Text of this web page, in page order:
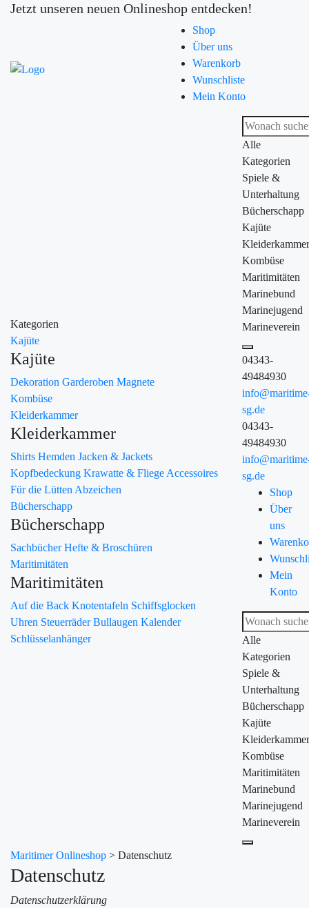
Jetzt unseren neuen Onlineshop entdecken!
Shop
Über uns
Warenkorb
Wunschliste
Mein Konto
Kategorien
Kajüte
Kajüte
Dekoration Garderoben Magnete
Kombüse
Kleiderkammer
Kleiderkammer
Shirts Hemden Jacken & Jackets
Kopfbedeckung Krawatte & Fliege Accessoires
Für die Lütten Abzeichen
Bücherschapp
Bücherschapp
SachbücherHefte & Broschüren
Maritimitäten
Maritimitäten
Auf die Back Knotentafeln Schiffsglocken
Uhren SteuerräderBullaugen Kalender
Schlüsselanhänger
Alle
Kategorien
Spiele &
Unterhaltung
Bücherschapp
Kajüte
Kleiderkammer
Kombüse
Maritimitäten
Marinebund
Marinejugend
Marineverein
04343-
49484930
sg.de
04343-
49484930
sg.de
Shop
Über
uns
Mein
Konto
Alle
Kategorien
Spiele &
Unterhaltung
Bücherschapp
Kajüte
Kleiderkammer
Kombüse
Maritimitäten
Marinebund
Marinejugend
Marineverein
Maritimer Onlineshop > Datenschutz
Datenschutz
Datenschutzerklärung